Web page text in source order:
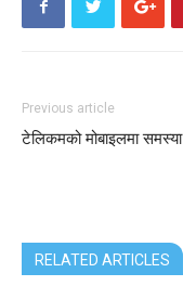
Previous article
टेलिकमको मोबाइलमा समस्या
RELATED ARTICLES